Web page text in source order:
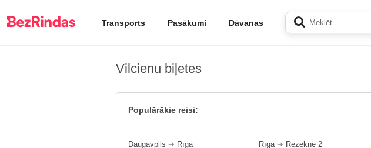
Transports Pasākumi Dāvanas
Vilcienu biļetes
Populārākie reisi:
Daugavpils ➔ Rīga
Rīga➔ Rēzekne 2